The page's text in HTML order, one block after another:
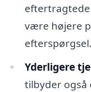
være højere
efterspørgsel.
Yderligere
tilbyder også